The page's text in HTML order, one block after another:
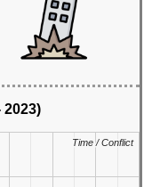
2023)
Time / Conflict
Time / Conflict